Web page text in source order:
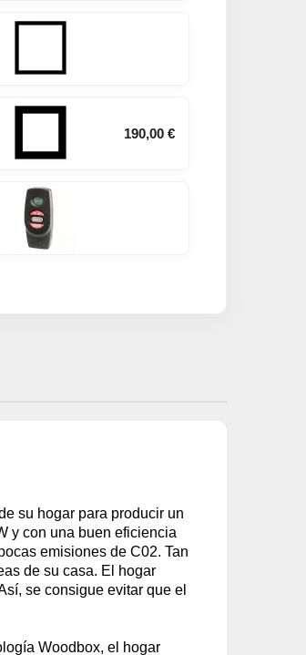
190,00 €
su hogar para producir un
y con una buen eficiencia
emisiones de C02. Tan
de su casa. El hogar
se consigue evitar que el
Woodbox, el hogar